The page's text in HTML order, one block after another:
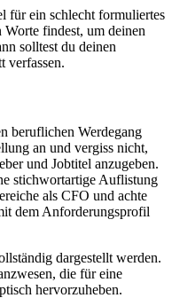
für ein schlecht formuliertes
findest, um deinen
solltest du deinen
verfassen.
beruflichen Werdegang
an und vergiss nicht,
und Jobtitel anzugeben.
stichwortartige Auflistung
als CFO und achte
dem Anforderungsprofil
dargestellt werden.
die für eine
hervorzuheben.